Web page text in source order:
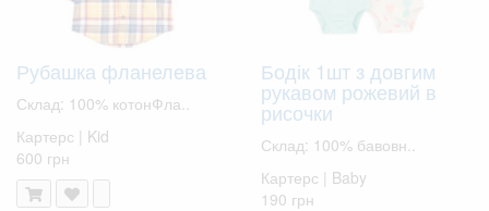
Рубашка фланелева
Склад: 100% котонФла..
Картерс | Kid
600 грн
Бодік 1шт з довгим
рукавом рожевий в
рисочки
Склад: 100% бавовн..
Картерс | Baby
190 грн